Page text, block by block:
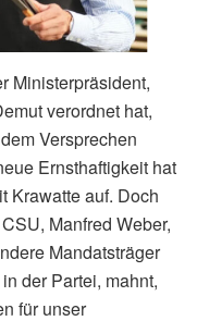
Ministerpräsident,
verordnet hat,
Versprechen
Ernsthaftigkeit hat
Krawatte auf. Doch
Manfred Weber,
Mandatsträger
der Partei, mahnt,
für unser